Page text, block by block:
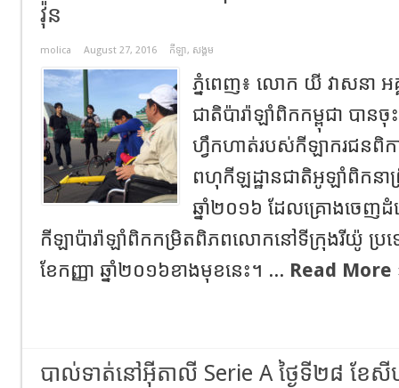
វ៉ុន
molica August 27, 2016 កីឡា, សង្គម
ភ្នំពេញ៖ លោក យី វាសនា អគ្
ជាតិប៉ារ៉ាឡាំពិកកម្ពុជា បានចុះ
ហ្វឹកហាត់របស់កីឡាករជនពិក
ពហុកីឡដ្ឋានជាតិអូឡាំពិកនា
ឆ្នាំ២០១៦ ដែលគ្រោងចេញ
កីឡាប៉ារ៉ាឡាំពិកកម្រិតពិភពលោកនៅទីក្រុងរីយ៉ូ ប្រទេ
ខែកញ្ញា ឆ្នាំ២០១៦ខាងមុខនេះ។ ... Read More
បាល់ទាត់នៅអុីតាលី Serie A ថ្ងៃទី២៨ ខែ